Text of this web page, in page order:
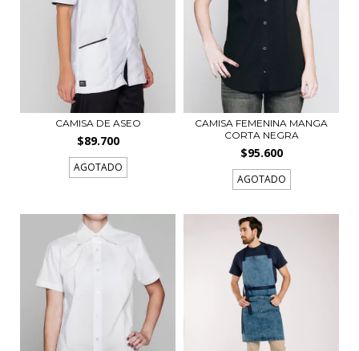
CAMISA DE ASEO
$89.700
AGOTADO
CAMISA FEMENINA MANGA
CORTA NEGRA
$95.600
AGOTADO